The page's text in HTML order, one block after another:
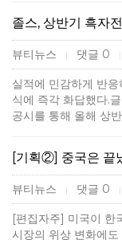
졸스, 상반기 흑자
뷰티뉴스 | 댓글 0 |
실적에 민감하게 반
식에 즉각 화답했다.
공시를 통해 올해 상
[기획②] 중국은 끝
뷰티뉴스 | 댓글 0 |
[편집자주] 미국이 한
시장의 위상 변화에